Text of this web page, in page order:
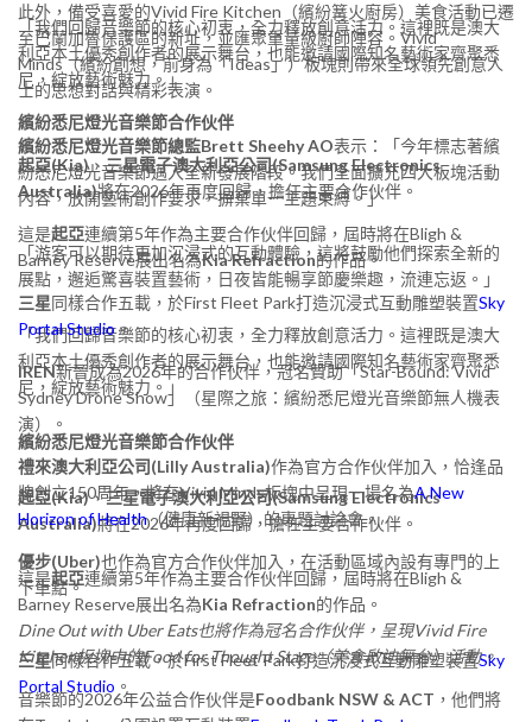
「我們回歸音樂節的核心初衷，全力釋放創意活力。這裡既是澳大
利亞本土優秀創作者的展示舞台，也能邀請國際知名藝術家齊聚悉
尼，綻放藝術魅力。」
繽紛悉尼燈光音樂節合作伙伴
起亞(Kia)、三星電子澳大利亞公司(Samsung Electronics
Australia)將在2026年再度回歸，擔任主要合作伙伴。
這是起亞連續第5年作為主要合作伙伴回歸，屆時將在Bligh &
Barney Reserve展出名為Kia Refraction的作品。
三星同樣合作五載，於First Fleet Park打造沉浸式互動雕塑裝置Sky
Portal Studio。
IREN新晉成為2026年的合作伙伴，冠名贊助「Star-Bound: Vivid
Sydney Drone Show」（星際之旅：繽紛悉尼燈光音樂節無人機表
演）。
禮來澳大利亞公司(Lilly Australia)作為官方合作伙伴加入，恰逢品
牌創立150周年，將在Vivid Minds板塊中呈現一場名為A New
Horizon of Health（健康新視野）的專題討論會。
優步(Uber)也作為官方合作伙伴加入，在活動區域內設有專門的上
下車點。
Dine Out with Uber Eats也將作為冠名合作伙伴，呈現Vivid Fire
Kitchen板塊中的Food for Thought Stage（美食啟迪舞台）活動。
音樂節的2026年公益合作伙伴是Foodbank NSW & ACT ，他們將
此外，備受喜愛的Vivid Fire Kitchen（繽紛篝火廚房）美食活動已遷
至巴蘭加魯保護區的新址，並匯聚重量級廚師陣容。Vivid
Minds（繽紛創想，前身為「Ideas」）板塊則帶來全球領先創意人
士的思想對話與精彩表演。
繽紛悉尼燈光音樂節總監Brett Sheehy AO表示：「今年標志著繽
紛悉尼燈光音樂節邁入全新發展階段。我們全面擴充四大板塊活動
內容，放開藝術創作要求，摒棄單一主題束縛。」
「游客可以期待更加沉浸式的互動體驗，這將鼓勵他們探索全新的
展點，邂逅驚喜裝置藝術，日夜皆能暢享節慶樂趣，流連忘返。」
「我們回歸音樂節的核心初衷，全力釋放創意活力。這裡既是澳大
利亞本土優秀創作者的展示舞台，也能邀請國際知名藝術家齊聚悉
尼，綻放藝術魅力。」
繽紛悉尼燈光音樂節合作伙伴
起亞(Kia)、三星電子澳大利亞公司(Samsung Electronics
Australia)將在2026年再度回歸，擔任主要合作伙伴。
這是起亞連續第5年作為主要合作伙伴回歸，屆時將在Bligh &
Barney Reserve展出名為Kia Refraction的作品。
三星同樣合作五載，於First Fleet Park打造沉浸式互動雕塑裝置Sky
Portal Studio 。